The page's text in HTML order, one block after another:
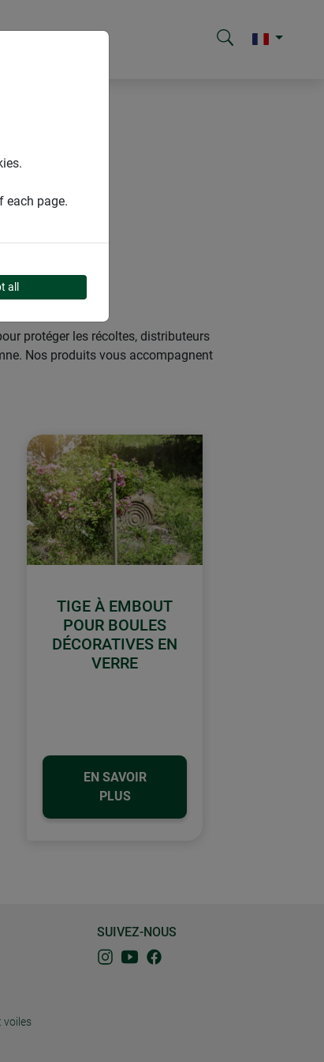
protéger les récoltes, distributeurs
Nos produits vous accompagnent
TIGE À EMBOUT
POUR BOULES
DÉCORATIVES EN
VERRE
EN SAVOIR
PLUS
voiles
SUIVEZ-NOUS
each page.
all